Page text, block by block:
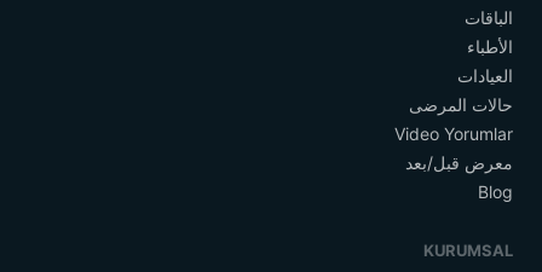
الباقات
الأطباء
العيادات
حالات المرضى
Video Yorumlar
معرض قبل/بعد
Blog
KURUMSAL